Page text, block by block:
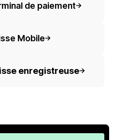
de paiement
Mobile
enregistreuse